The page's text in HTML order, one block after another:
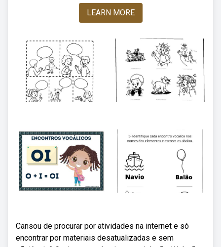
LEARN MORE
Cansou de procurar por atividades na internet e só
encontrar por materiais desatualizadas e sem